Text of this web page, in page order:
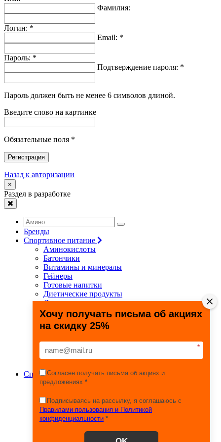
Фамилия:
Логин: *
Email: *
Пароль: *
Подтверждение пароля: *
Пароль должен быть не менее 6 символов длиной.
Введите слово на картинке
Обязательные поля *
Регистрация
Назад к авторизации
×
Раздел в разработке
Бренды
Спортивное питание
Аминокислоты
Батончики
Витамины и минералы
Гейнеры
Готовые напитки
Диетические продукты
Для связок и суставов
Жиросжигатели
Здоровье и долголетие
Креатин
Специальные препараты
Спецпредложения
Спортивные товары
Фитнес, йога, пилатес
Игровые виды спорта
Единоборства
Турники
Хочу получать письма об акциях
на скидку 25%
*
Согласен получать письма об акциях и
предложениях *
Подписываясь на рассылку, я соглашаюсь с
Правилами пользования и Политикой
конфиденциальности *